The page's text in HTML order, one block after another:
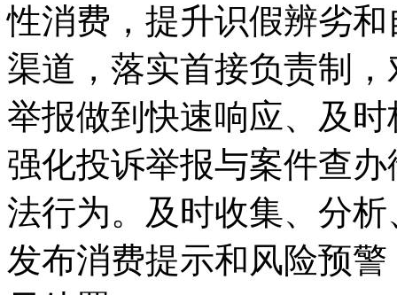
性消费，提升识假辨劣
渠道，落实首接负责制
举报做到快速响应、及
强化投诉举报与案件查
法行为。及时收集、分
发布消费提示和风险预